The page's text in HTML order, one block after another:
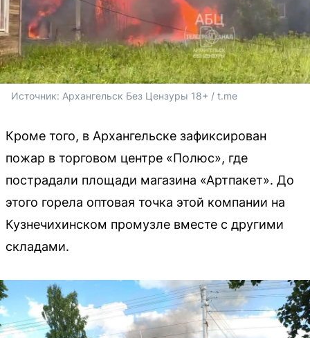
Источник: Архангельск Без Цензуры 18+ / t.me
Кроме того, в Архангельске зафиксирован
пожар в торговом центре «Полюс», где
пострадали площади магазина «Артпакет». До
этого горела оптовая точка этой компании на
Кузнечихинском промузле вместе с другими
складами.